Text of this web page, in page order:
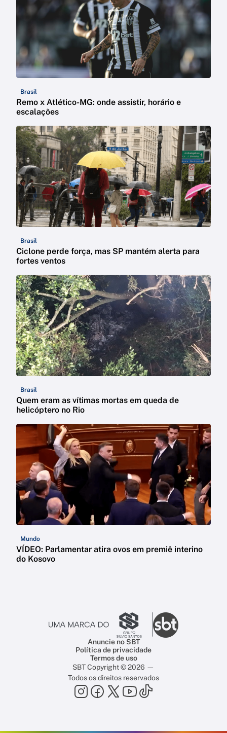
Brasil
Remo x Atlético-MG: onde assistir, horário e
escalações
Brasil
Ciclone perde força, mas SP mantém alerta para
fortes ventos
Brasil
Quem eram as vítimas mortas em queda de
helicóptero no Rio
Mundo
VÍDEO: Parlamentar atira ovos em premiê interino
do Kosovo
Anuncie no SBT
Política de privacidade
Termos de uso
SBT Copyright © 2026 —
Todos os direitos reservados